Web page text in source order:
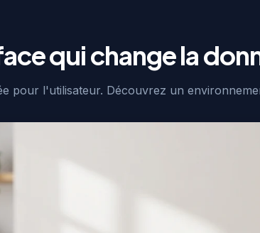
qui change la
pour l'utilisateur. Découvrez un